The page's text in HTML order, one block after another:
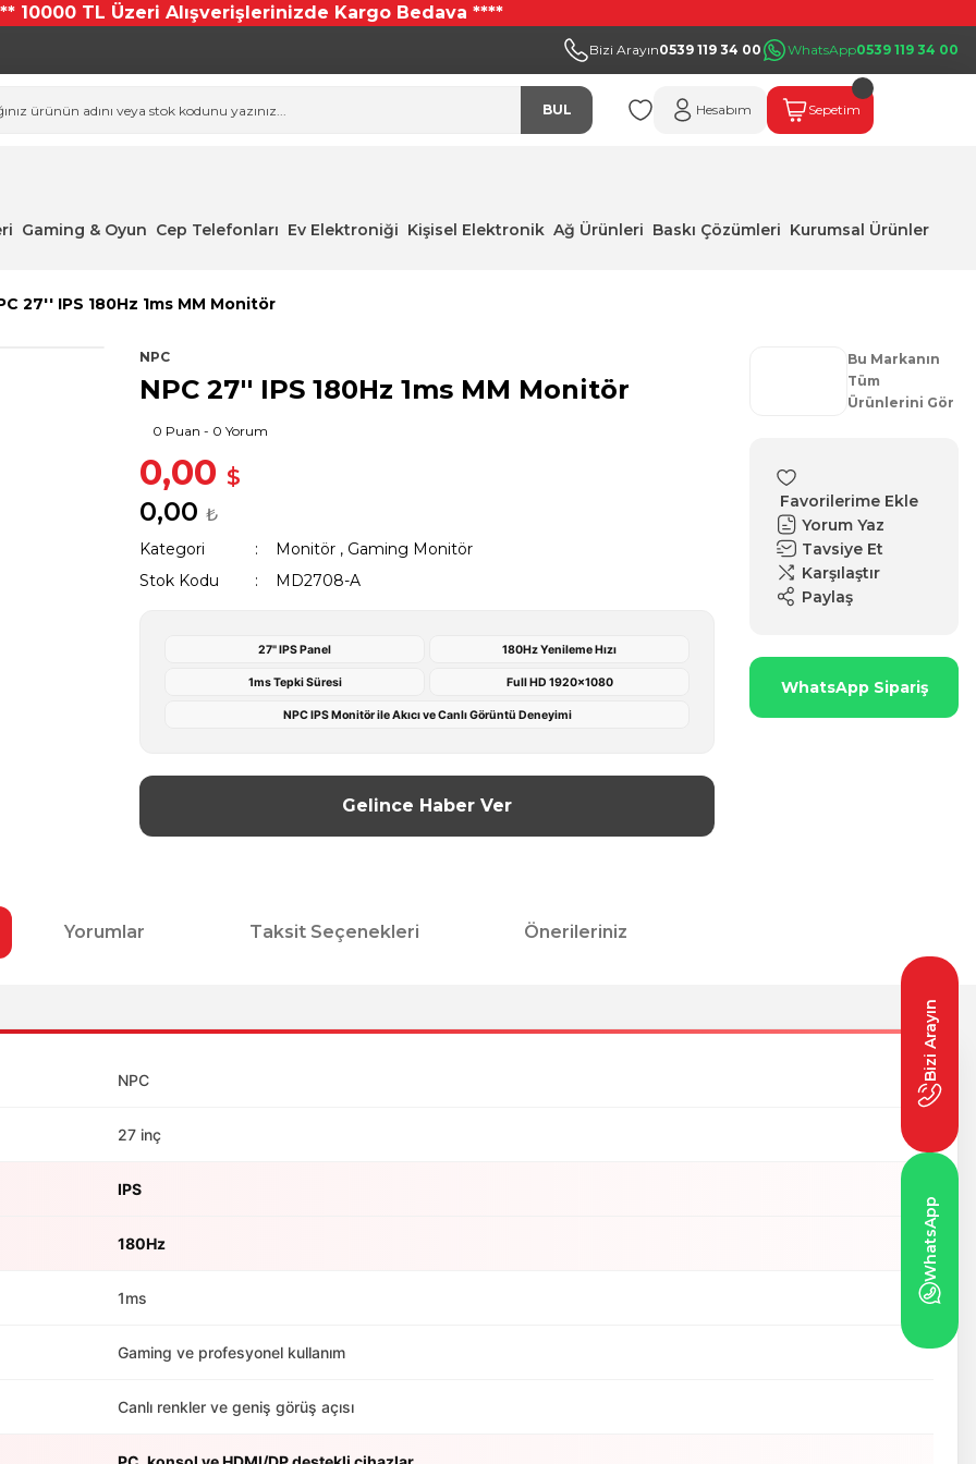
10000 TL Üzeri Alışverişlerinizde Kargo Bedava ****
Bizi Arayın0539 119 34 00 WhatsApp0539 119 34 00
BUL Hesabım Sepetim
Gaming & Oyun Cep Telefonları Ev Elektroniği Kişisel Elektronik Ağ Ürünleri Baskı Çözümleri Kurumsal Ürünler
27'' IPS 180Hz 1ms MM Monitör
NPC
NPC 27'' IPS 180Hz 1ms MM Monitör
0 Puan - 0 Yorum
0,00 $
0,00 ₺
Kategori Monitör , Gaming Monitör
Stok Kodu
MD2708-A
27" IPS Panel 180Hz Yenileme Hızı
1ms Tepki Süresi Full HD 1920x1080
NPC IPS Monitör ile Akıcı ve Canlı Görüntü Deneyimi
Gelince Haber Ver
Bu Markanın
Tüm
Ürünlerini Gör
Yorum Yaz
Tavsiye Et
Karşılaştır
Paylaş
WhatsApp Sipariş
Yorumlar Taksit Seçenekleri Önerileriniz
NPC
27 inç
IPS
180Hz
1ms
Gaming ve profesyonel kullanım
Canlı renkler ve geniş görüş açısı
Bizi Arayın
WhatsApp